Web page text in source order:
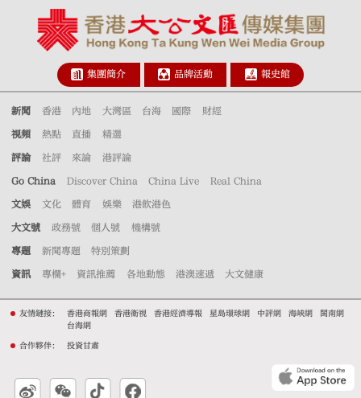
集團簡介 品牌活動 報史館
新聞 香港 內地 大灣區 台海 國際 財經
視頻 熱點 直播 精選
評論 社評 來論 港評論
Go China Discover China China Live Real China
文娛 文化 體育 娛樂 港飲港色
大文號 政務號 個人號 機構號
專題 新聞專題 特別策劃
資訊 專欄+ 資訊推薦 各地動態 港澳速遞 大文健康
友情鏈接： 香港商報網 香港衛視 香港經濟導報 星島環球網 中評網 海峽網
閩南網
台海網
合作夥伴： 投資甘肅